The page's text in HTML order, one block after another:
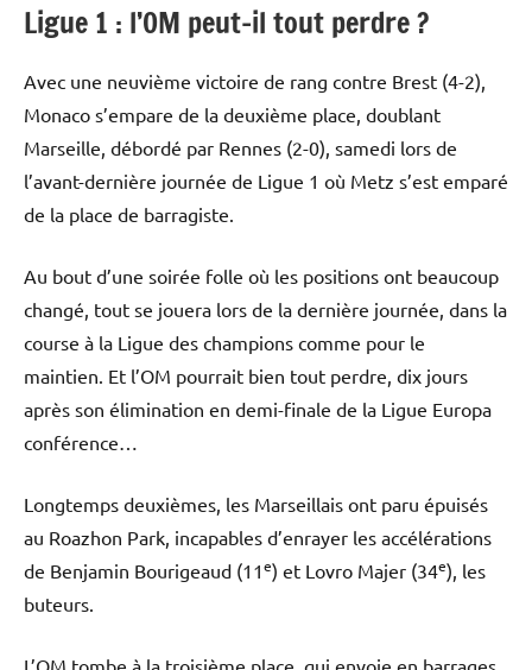
Ligue 1 : l’OM peut-il tout perdre ?
Avec une neuvième victoire de rang contre Brest (4-2),
Monaco s’empare de la deuxième place, doublant
Marseille, débordé par Rennes (2-0), samedi lors de
l’avant-dernière journée de Ligue 1 où Metz s’est emparé
de la place de barragiste.
Au bout d’une soirée folle où les positions ont beaucoup
changé, tout se jouera lors de la dernière journée, dans la
course à la Ligue des champions comme pour le
maintien. Et l’OM pourrait bien tout perdre, dix jours
après son élimination en demi-finale de la Ligue Europa
conférence…
Longtemps deuxièmes, les Marseillais ont paru épuisés
au Roazhon Park, incapables d’enrayer les accélérations
de Benjamin Bourigeaud (11e) et Lovro Majer (34e), les
buteurs.